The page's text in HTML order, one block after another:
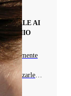
AI
Scopri